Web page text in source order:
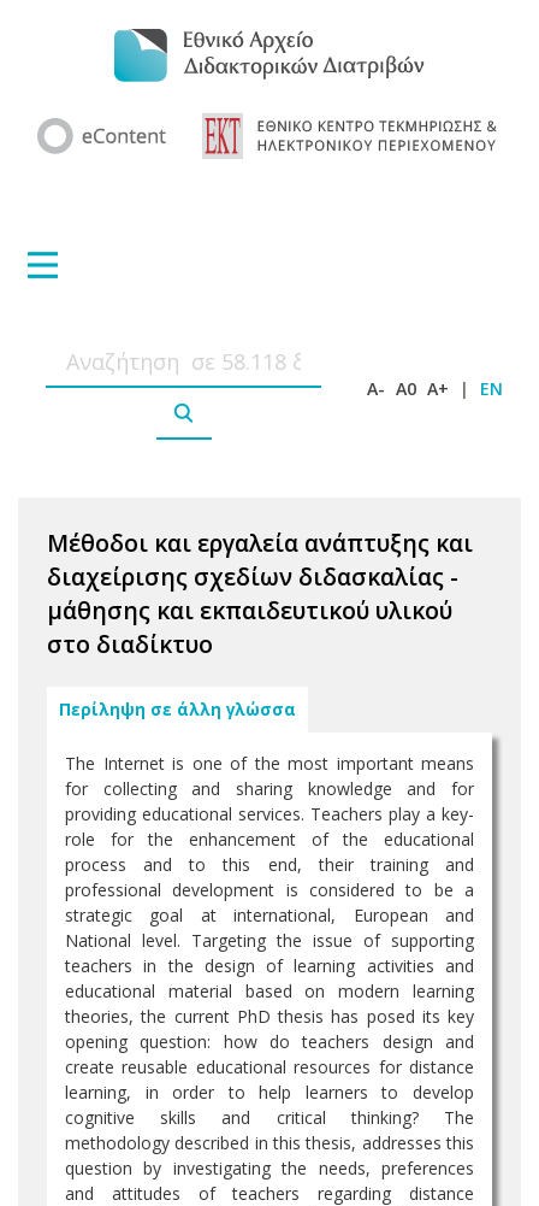
A- A0 A+ | EN
Μέθοδοι και εργαλεία ανάπτυξης και
διαχείρισης σχεδίων διδασκαλίας -
μάθησης και εκπαιδευτικού υλικού
στο διαδίκτυο
Περίληψη σε άλλη γλώσσα
The Internet is one of the most important means
for collecting and sharing knowledge and for
providing educational services. Teachers play a key-
role for the enhancement of the educational
process and to this end, their training and
professional development is considered to be a
strategic goal at international, European and
National level. Targeting the issue of supporting
teachers in the design of learning activities and
educational material based on modern learning
theories, the current PhD thesis has posed its key
opening question: how do teachers design and
create reusable educational resources for distance
learning, in order to help learners to develop
cognitive skills and critical thinking? The
methodology described in this thesis, addresses this
question by investigating the needs, preferences
and attitudes of teachers regarding distance